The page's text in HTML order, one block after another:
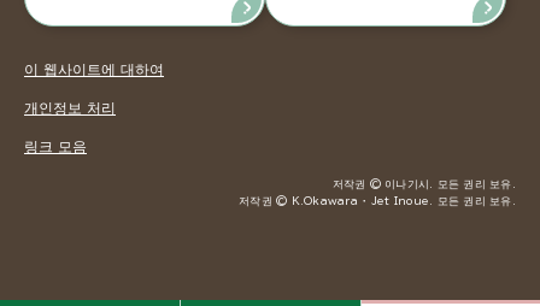
이 웹사이트에 대하여
개인정보 처리
링크 모음
저작권 © 이나기시. 모든 권리 보유.
저작권 © K.Okawara ・ Jet Inoue. 모든 권리 보유.